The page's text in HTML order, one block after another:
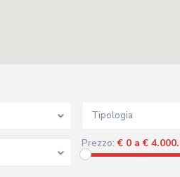
Tipologia
Prezzo: € 0 a €